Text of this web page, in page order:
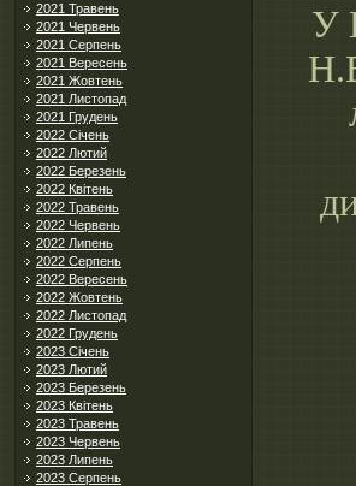
2021 Травень
2021 Червень
2021 Серпень
2021 Вересень
2021 Жовтень
2021 Листопад
2021 Грудень
2022 Січень
2022 Лютий
2022 Березень
2022 Квітень
2022 Травень
2022 Червень
2022 Липень
2022 Серпень
2022 Вересень
2022 Жовтень
2022 Листопад
2022 Грудень
2023 Січень
2023 Лютий
2023 Березень
2023 Квітень
2023 Травень
2023 Червень
2023 Липень
2023 Серпень
У